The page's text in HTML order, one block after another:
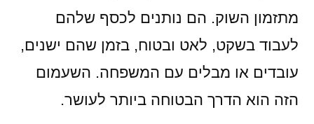
מתזמון השוק. הם נותנים לכסף שלהם
לעבוד בשקט, לאט ובטוח, בזמן שהם ישנים,
עובדים או מבלים עם המשפחה. השעמום
הזה הוא הדרך הבטוחה ביותר לעושר.